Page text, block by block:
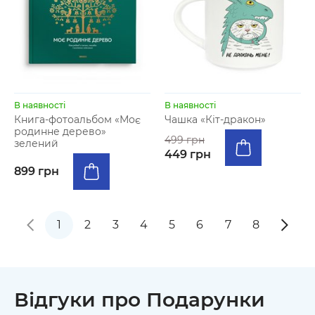
В наявності
Книга-фотоальбом «Моє
родинне дерево»
зелений
899 грн
В наявності
Чашка «Кіт-дракон»
499 грн
449 грн
1 2 3 4 5 6 7 8
Відгуки про Подарунки